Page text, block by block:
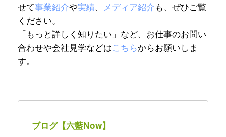
せて事業紹介や実績、 メディア紹介も、ぜひご覧
ください。
「もっと詳しく知りたい」など、お仕事のお問い
合わせや会社見学などはこちらからお願いしま
す。
ブログ【六藍Now】